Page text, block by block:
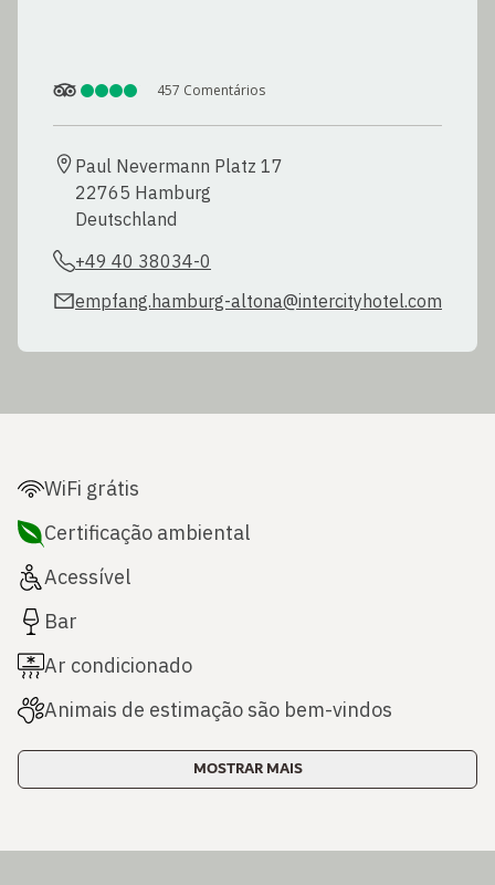
457 Comentários
Paul Nevermann Platz 17
22765 Hamburg
Deutschland
+49 40 38034-0
empfang.hamburg-altona@intercityhotel.com
WiFi grátis
Certificação ambiental
Acessível
Bar
Ar condicionado
Animais de estimação são bem-vindos
MOSTRAR MAIS